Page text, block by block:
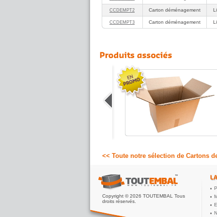
CCDEMPT2 Carton déménagement
CCDEMPT3 Carton déménagement
<< Toute notre sélection de Cartons
Copyright © 2026 TOUTEMBAL Tous
droits réservés.